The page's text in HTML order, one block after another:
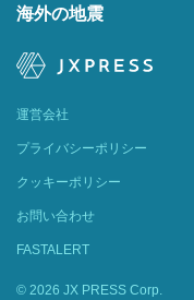
海外の地震
運営会社
プライバシーポリシー
クッキーポリシー
お問い合わせ
FASTALERT
© 2026 JX PRESS Corp.